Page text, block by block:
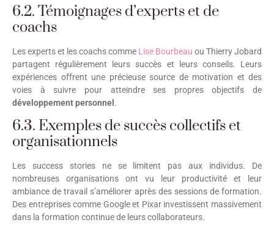
6.2. Témoignages d’experts et de
coachs
Les experts et les coachs comme Lise Bourbeau ou Thierry Jobard
partagent régulièrement leurs succès et leurs conseils. Leurs
expériences offrent une précieuse source de motivation et des
voies à suivre pour atteindre ses propres objectifs de
développement personnel .
6.3. Exemples de succès collectifs et
organisationnels
Les success stories ne se limitent pas aux individus. De
nombreuses organisations ont vu leur productivité et leur
ambiance de travail s’améliorer après des sessions de formation.
Des entreprises comme Google et Pixar investissent massivement
dans la formation continue de leurs collaborateurs.